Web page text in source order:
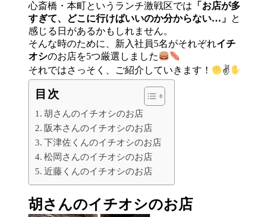
心斎橋・本町というランチ激戦区では 「お店が多
すぎて、どこに行けばいいのか分からない…」 と
感じる日があるかもしれません。
そんな時のために、新入社員5名がそれぞれイチ
オシのお店を5つ厳選しました
それではさっそく、ご紹介していきます！
✌
目次
胡さんのイチオシのお店
阪本さんのイチオシのお店
下津佐くんのイチオシのお店
松岡さんのイチオシのお店
近藤くんのイチオシのお店
胡さんのイチオシのお店